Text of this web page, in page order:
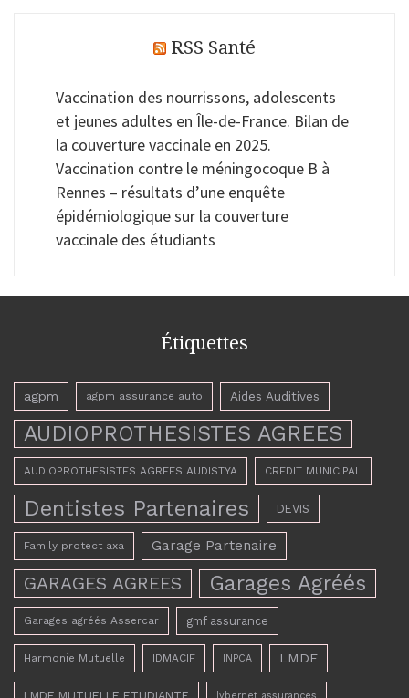
RSS Santé
Vaccination des nourrissons, adolescents
et jeunes adultes en Île-de-France. Bilan de
la couverture vaccinale en 2025.
Vaccination contre le méningocoque B à
Rennes – résultats d’une enquête
épidémiologique sur la couverture
vaccinale des étudiants
Étiquettes
agpm agpm assurance auto Aides Auditives
AUDIOPROTHESISTES AGREES
AUDIOPROTHESISTES AGREES AUDISTYA CREDIT MUNICIPAL
Dentistes Partenaires DEVIS
Family protect axa Garage Partenaire
GARAGES AGREES Garages Agréés
Garages agréés Assercar gmf assurance
Harmonie Mutuelle IDMACIF INPCA LMDE
lybernet assurances